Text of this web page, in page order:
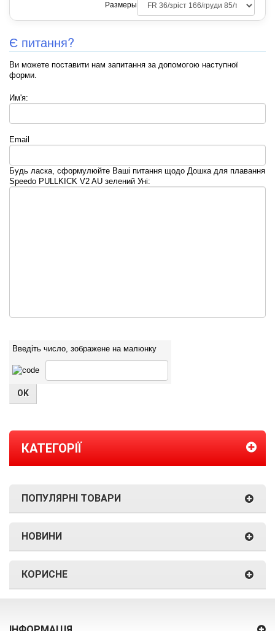
Размеры
Є питання?
Ви можете поставити нам запитання за допомогою наступної
форми.
Им'я:
Email
Будь ласка, сформулюйте Ваші питання щодо Дошка для плавання
Speedo PULLKICK V2 AU зелений Уні:
Введіть число, зображене на малюнку
КАТЕГОРІЇ
ПОПУЛЯРНІ ТОВАРИ
НОВИНИ
КОРИСНЕ